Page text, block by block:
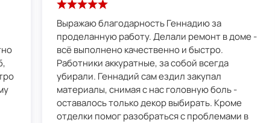
Выражаю благодарность Геннадию за
проделанную работу. Делали ремонт в доме -
всё выполнено качественно и быстро.
Работники аккуратные, за собой всегда
убирали. Геннадий сам ездил закупал
материалы, снимая с нас головную боль -
оставалось только декор выбирать. Кроме
отделки помог разобраться с проблемами в